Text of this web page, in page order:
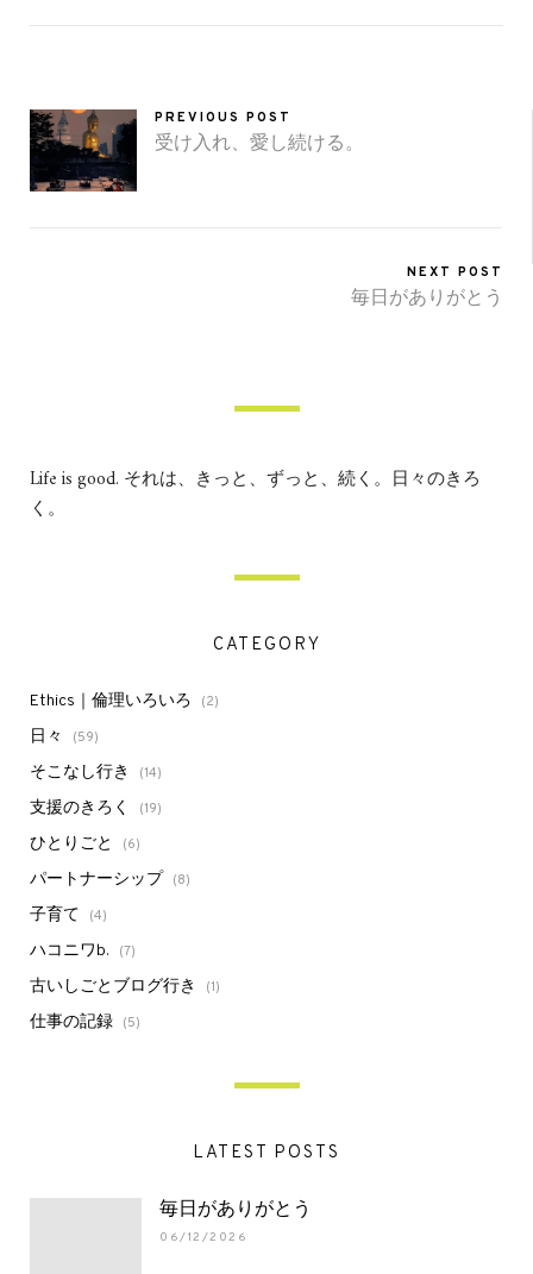
PREVIOUS POST
受け入れ、愛し続ける。
NEXT POST
毎日がありがとう
Life is good. それは、きっと、ずっと、続く。日々のきろ
く。
CATEGORY
Ethics｜倫理いろいろ (2)
日々 (59)
そこなし行き (14)
支援のきろく (19)
ひとりごと (6)
パートナーシップ (8)
子育て (4)
ハコニワb. (7)
古いしごとブログ行き (1)
仕事の記録 (5)
LATEST POSTS
毎日がありがとう
06/12/2026